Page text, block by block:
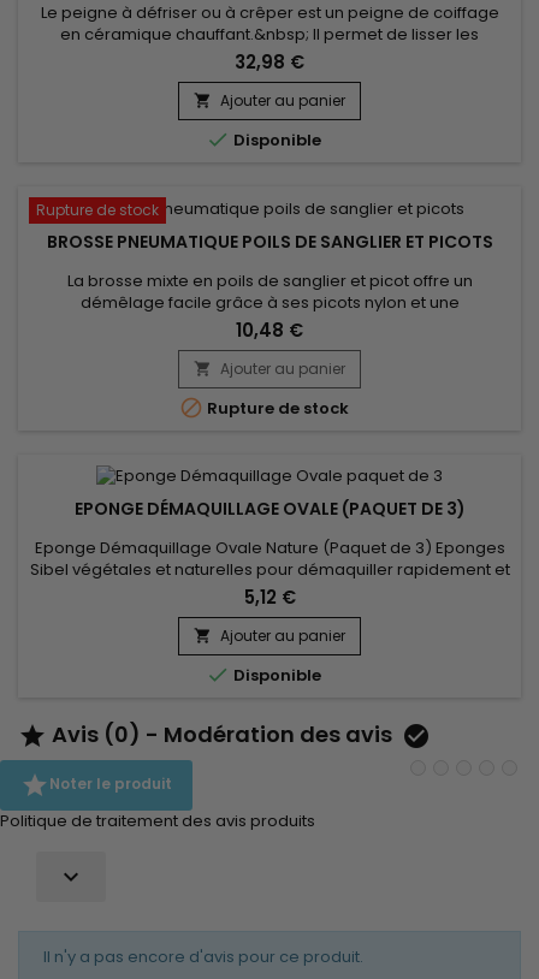
Le peigne à défriser ou à crêper est un peigne de coiffage
en céramique chauffant.&nbsp; Il permet de lisser les
cheveux, d'assouplir les racines de lisser les cheveux courts
au plus près de la racine sans se brûler et apporter du
mouvement, de rafraîchir les bordures d’un brushing, de
décoller les racines pour apporter du volume.&nbsp; 100%
céramique...
32,98 €
 Ajouter au panier
 Disponible
Rupture de stock
BROSSE PNEUMATIQUE POILS DE SANGLIER ET PICOTS
La brosse mixte en poils de sanglier et picot offre un
démêlage facile grâce à ses picots nylon et une
brillance.&nbsp;Les poils de sanglier n'agressent pas car ils
renferment de la kératine comme nos cheveux et ont la
capacité d'absorber les impuretés et le gras.&nbsp;Doux
mais fermes, les poils facilitent le démêlage des cheveux
tout en massant...
10,48 €
 Ajouter au panier
 Rupture de stock
EPONGE DÉMAQUILLAGE OVALE (PAQUET DE 3)
Eponge Démaquillage Ovale Nature (Paquet de 3) Eponges
Sibel végétales et naturelles pour démaquiller rapidement et
efficacement.&nbsp; Ces éponges servent parfaitement à
enlever les masques faciaux.&nbsp;&nbsp;
5,12 €
 Ajouter au panier
 Disponible
 Avis (0) - Modération des avis 
Noter le produit
Politique de traitement des avis produits

Il n'y a pas encore d'avis pour ce produit.